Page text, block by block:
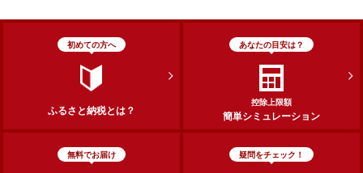
初めての方へ
ふるさと納税とは？
あなたの目安は？
控除上限額
簡単シミュレーション
無料でお届け 疑問をチェック！